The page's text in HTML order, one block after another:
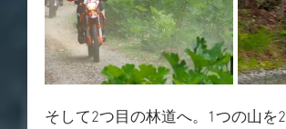
そして2つ目の林道へ。1つの山